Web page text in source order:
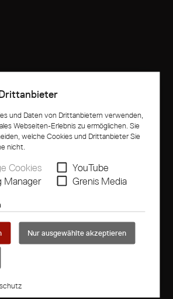
und Daten von Drittanbietern verwenden,
Webseiten-Erlebnis zu ermöglichen. Sie
welche Cookies und Drittanbieter Sie
nicht.
Cookies
YouTube
Manager
Grenis Media
Nur ausgewählte akzeptieren